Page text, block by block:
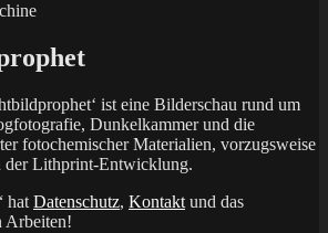
ist eine Bilderschau rund um
Dunkelkammer und die
fotochemischer Materialien, vorzugsweise
der Lithprint-Entwicklung.
hat Datenschutz, Kontakt und das
Arbeiten!